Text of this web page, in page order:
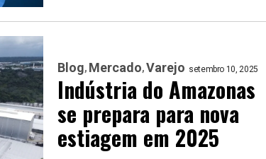
Blog Mercado Varejo setembro 10, 2025
Indústria do Amazonas
se prepara para nova
estiagem em 2025